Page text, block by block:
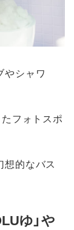
やシャワ
フォトスポ
的なバス
ゆ」や